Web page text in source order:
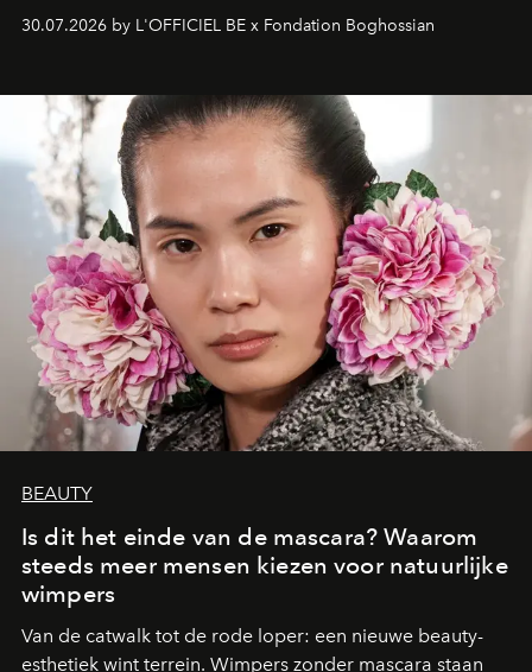
fonkelend Murano-glas creëert de Franse kunstenaar
een emotionele reis waarin elk werk de herinnering
moment van verwondering.
30.07.2026 by L'OFFICIEL BE x Fondation Boghossian
BEAUTY
Is dit het einde van de mascara? Waarom
steeds meer mensen kiezen voor natuurlijke
wimpers
Van de catwalk tot de rode loper: een nieuwe beauty-
esthetiek wint terrein. Wimpers zonder mascara staan